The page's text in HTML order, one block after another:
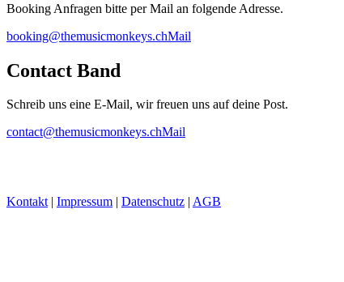
Booking Anfragen bitte per Mail an folgende Adresse.
booking@themusicmonkeys.chMail
Contact Band
Schreib uns eine E-Mail, wir freuen uns auf deine Post.
contact@themusicmonkeys.chMail
Kontakt | Impressum | Datenschutz | AGB